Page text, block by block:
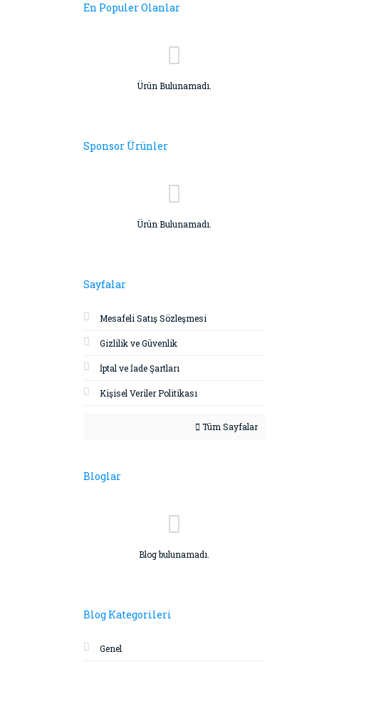
En Populer Olanlar
Ürün Bulunamadı.
Sponsor Ürünler
Ürün Bulunamadı.
Sayfalar
Mesafeli Satış Sözleşmesi
Gizlilik ve Güvenlik
İptal ve İade Şartları
Kişisel Veriler Politikası
Tüm Sayfalar
Bloglar
Blog bulunamadı.
Blog Kategorileri
Genel